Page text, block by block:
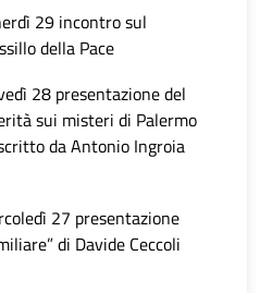
29 incontro sul
della Pace
28 presentazione del
sui misteri di Palermo
da Antonio Ingroia
27 presentazione
di Davide Ceccoli